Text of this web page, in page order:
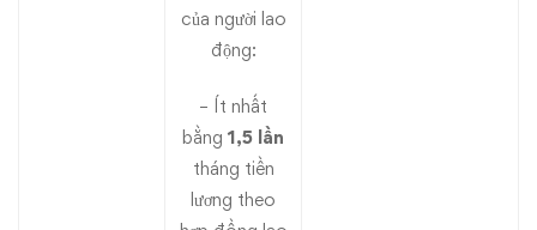
của người lao
động:
– Ít nhất
bằng 1,5 lần
tháng tiền
lương theo